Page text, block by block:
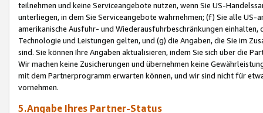
teilnehmen und keine Serviceangebote nutzen, wenn Sie US-
unterliegen, in dem Sie Serviceangebote wahrnehmen; (f) Sie alle
amerikanische Ausfuhr- und Wiederausfuhrbeschränkungen
Technologie und Leistungen gelten, und (g) die Angaben, die Sie im
sind. Sie können Ihre Angaben aktualisieren, indem Sie sich über die
Wir machen keine Zusicherungen und übernehmen keine
mit dem Partnerprogramm erwarten können, und wir sind nicht für
vornehmen.
5.Angabe Ihres Partner-Status